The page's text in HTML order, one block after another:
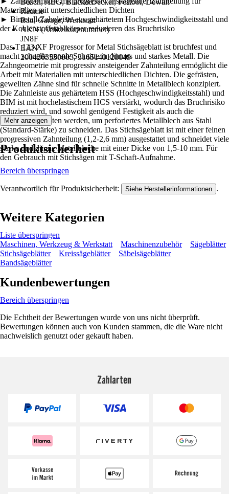
Bosch, AEG, Black&Decker, Festool, Dewalt
Räume
Bau, Garage, Werkstatt
AKN (Artikelkurznummer)
JN8F
EAN
2004263550003, 3165140128049
Materialien mit unterschiedlichen Dichten
► Bimetall-Zahnleiste aus gehärtetem Hochgeschwindigkeitsstahl und
der Kohlenstoffstahlkörper reduzieren das Bruchrisiko
Das T 123 XF Progressor for Metal Stichsägeblatt ist bruchfest und
macht schnelle gerade Schnitte in dünnes und starkes Metall. Die
Zahngeometrie mit progressiv ansteigender Zahnteilung ermöglicht die
Arbeit mit Materialien mit unterschiedlichen Dichten. Die gefrästen,
gewellten Zähne sind für schnelle Schnitte in Metallblech konzipiert.
Die Zahnleiste aus gehärtetem HSS (Hochgeschwindigkeitsstahl) und
BIM ist mit hochelastischem HCS verstärkt, wodurch das Bruchrisiko
reduziert wird, und sowohl genügend Festigkeit als auch die
Flexibilität geboten werden, um perforiertes Metallblech aus Stahl
(Standard-Stärke) zu schneiden. Das Stichsägeblatt ist mit einer feinen
progressiven Zahnteilung (1,2-2,6 mm) ausgestattet und schneidet viele
starke und dünne Metallbleche mit einer Dicke von 1,5-10 mm. Für
den Gebrauch mit Stichsägen mit T-Schaft-Aufnahme.
Mehr anzeigen
Produktsicherheit
Bereich überspringen
Verantwortlich für Produktsicherheit: Siehe Herstellerinformationen .
Weitere Kategorien
Liste überspringen
Maschinen, Werkzeug & Werkstatt
Maschinenzubehör
Sägeblätter
Stichsägeblätter
Kreissägeblätter
Säbelsägeblätter
Bandsägeblätter
Kundenbewertungen
Bereich überspringen
Die Echtheit der Bewertungen wurde von uns nicht überprüft.
Bewertungen können auch von Kunden stammen, die die Ware nicht
nachweislich genutzt oder gekauft haben.
Zahlarten